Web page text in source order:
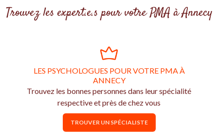
Trouvez les expert.e.s pour votre PMA à Annecy
LES PSYCHOLOGUES POUR VOTRE PMA À
ANNECY
Trouvez les bonnes personnes dans leur spécialité
respective et près de chez vous
TROUVER UN SPÉCIALISTE